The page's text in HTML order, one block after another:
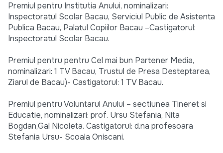
Premiul pentru Institutia Anului, nominalizari:
Inspectoratul Scolar Bacau, Serviciul Public de Asistenta
Publica Bacau, Palatul Copiilor Bacau –Castigatorul:
Inspectoratul Scolar Bacau.
Premiul pentru pentru Cel mai bun Partener Media,
nominalizari: 1 TV Bacau, Trustul de Presa Desteptarea,
Ziarul de Bacau)- Castigatorul: 1 TV Bacau.
Premiul pentru Voluntarul Anului – sectiunea Tineret si
Educatie, nominalizari: prof. Ursu Stefania, Nita
Bogdan,Gal Nicoleta. Castigatorul: d.na profesoara
Stefania Ursu- Scoala Oniscani.